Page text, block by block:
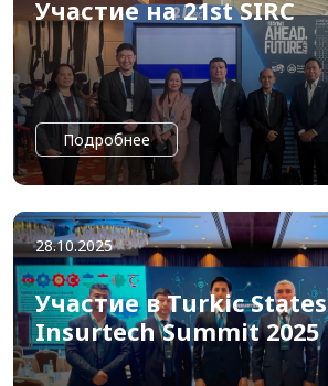
Участие на 21st SIRC
Подробнее
28.10.2025
Участие в Turkic States
Insurtech Summit 2025